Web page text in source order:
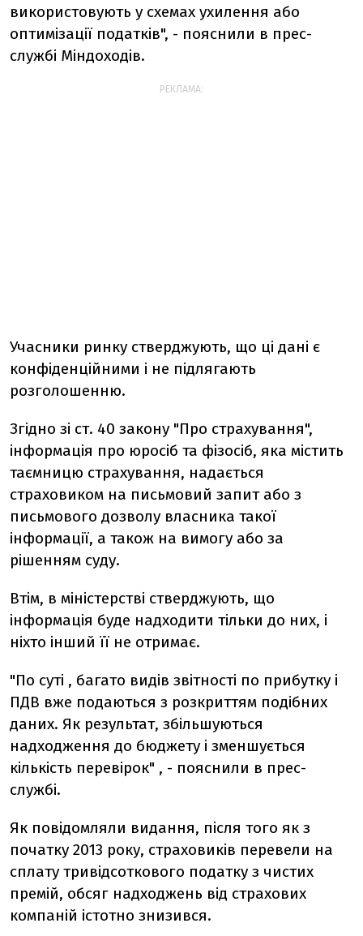
використовують у схемах ухилення або
оптимізації податків", - пояснили в прес-
службі Міндоходів.
РЕКЛАМА:
Учасники ринку стверджують, що ці дані є
конфіденційними і не підлягають
розголошенню.
Згідно зі ст. 40 закону "Про страхування",
інформація про юросіб та фізосіб, яка містить
таємницю страхування, надається
страховиком на письмовий запит або з
письмового дозволу власника такої
інформації, а також на вимогу або за
рішенням суду.
Втім, в міністерстві стверджують, що
інформація буде надходити тільки до них, і
ніхто інший її не отримає.
"По суті , багато видів звітності по прибутку і
ПДВ вже подаються з розкриттям подібних
даних. Як результат, збільшуються
надходження до бюджету і зменшується
кількість перевірок" , - пояснили в прес-
службі.
Як повідомляли видання, після того як з
початку 2013 року, страховиків перевели на
сплату тривідсоткового податку з чистих
премій, обсяг надходжень від страхових
компаній істотно знизився.